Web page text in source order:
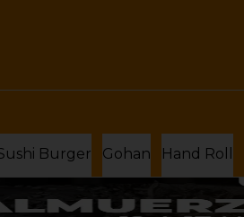
Burger Gohan Hand Roll